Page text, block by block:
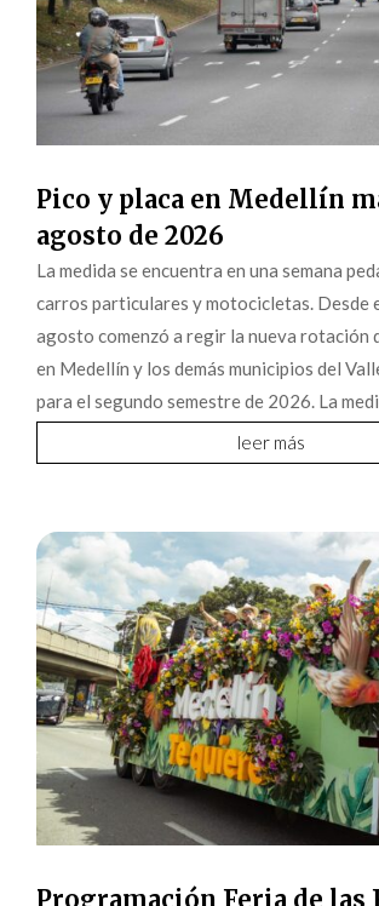
Pico y placa en Medellín
agosto de 2026
La medida se encuentra en una semana
carros particulares y motocicletas. Desde
agosto comenzó a regir la nueva rotación
en Medellín y los demás municipios del
para el segundo semestre de 2026. La
leer más
Programación Feria de las